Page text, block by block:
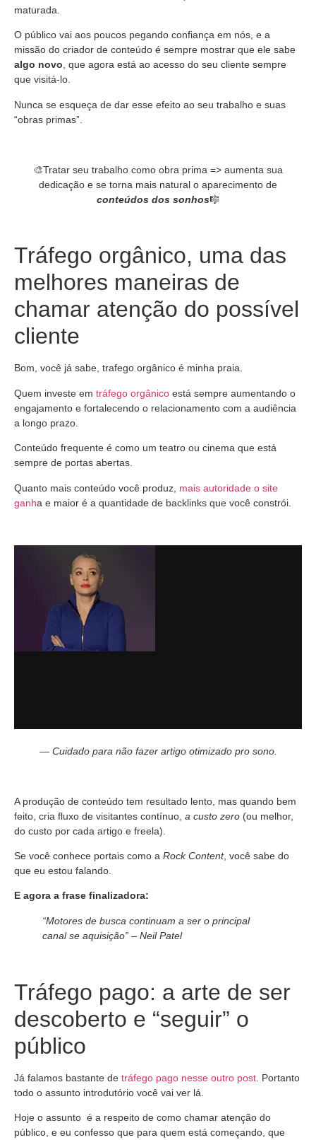
maturada.
O público vai aos poucos pegando confiança em nós, e a
missão do criador de conteúdo é sempre mostrar que ele sabe
algo novo, que agora está ao acesso do seu cliente sempre
que visitá-lo.
Nunca se esqueça de dar esse efeito ao seu trabalho e suas
“obras primas”.
🎨Tratar seu trabalho como obra prima => aumenta sua
dedicação e se torna mais natural o aparecimento de
conteúdos dos sonhos🎼
Tráfego orgânico, uma das
melhores maneiras de
chamar atenção do possível
cliente
Bom, você já sabe, trafego orgânico é minha praia.
Quem investe em tráfego orgânico está sempre aumentando o
engajamento e fortalecendo o relacionamento com a audiência
a longo prazo.
Conteúdo frequente é como um teatro ou cinema que está
sempre de portas abertas.
Quanto mais conteúdo você produz, mais autoridade o site
ganha e maior é a quantidade de backlinks que você constrói.
— Cuidado para não fazer artigo otimizado pro sono.
A produção de conteúdo tem resultado lento, mas quando bem
feito, cria fluxo de visitantes contínuo, a custo zero (ou melhor,
do custo por cada artigo e freela).
Se você conhece portais como a Rock Content, você sabe do
que eu estou falando.
E agora a frase finalizadora:
“Motores de busca continuam a ser o principal
canal se aquisição” – Neil Patel
Tráfego pago: a arte de ser
descoberto e “seguir” o
público
Já falamos bastante de tráfego pago nesse outro post . Portanto
todo o assunto introdutório você vai ver lá.
Hoje o assunto é a respeito de como chamar atenção do
público, e eu confesso que para quem está começando, que